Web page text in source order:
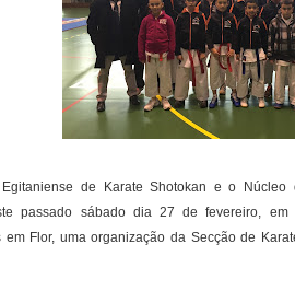
Egitaniense de Karate Shotokan e o
passado sábado dia 27 de fevereiro,
em Flor, uma organização da Secção de